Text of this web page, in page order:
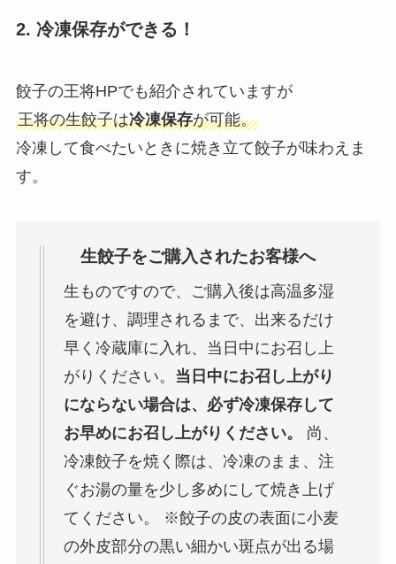
2. 冷凍保存ができる！
餃子の王将HPでも紹介されていますが
王将の生餃子は冷凍保存が可能。
冷凍して食べたいときに焼き立て餃子が味わえま
す。
生餃子をご購入されたお客様へ
生ものですので、ご購入後は高温多湿
を避け、調理されるまで、出来るだけ
早く冷蔵庫に入れ、当日中にお召し上
がりください。 当日中にお召し上がり
にならない場合は、必ず冷凍保存して
お早めにお召し上がりください。
尚、
冷凍餃子を焼く際は、冷凍のまま、注
ぐお湯の量を少し多めにして焼き上げ
てください。 ※餃子の皮の表面に小麦
の外皮部分の黒い細かい斑点が出る場